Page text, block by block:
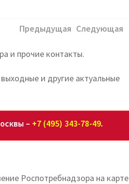
Предыдущая Следующая
и прочие контакты.
и другие актуальные
– +7 (495) 343-78-49.
Роспотребнадзора на карте